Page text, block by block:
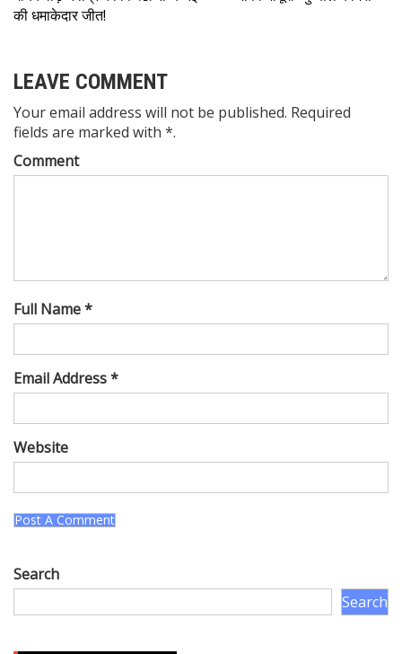
की धमाकेदार जीत!
LEAVE COMMENT
Your email address will not be published. Required
fields are marked with *.
Comment
Full Name *
Email Address *
Website
Search
Search